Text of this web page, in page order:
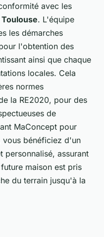
avec les
. L'équipe
les démarches
l'obtention des
ainsi que chaque
locales. Cela
normes
la RE2020, pour des
de
MaConcept pour
bénéficiez d'un
personnalisé, assurant
maison est pris
du terrain jusqu'à la